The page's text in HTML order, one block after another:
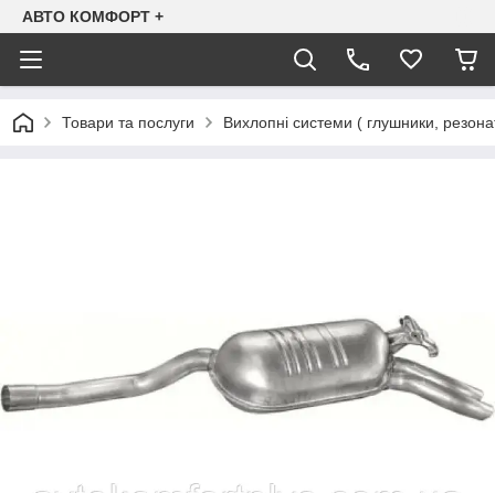
АВТО КОМФОРТ +
Товари та послуги Вихлопні системи ( глушники,